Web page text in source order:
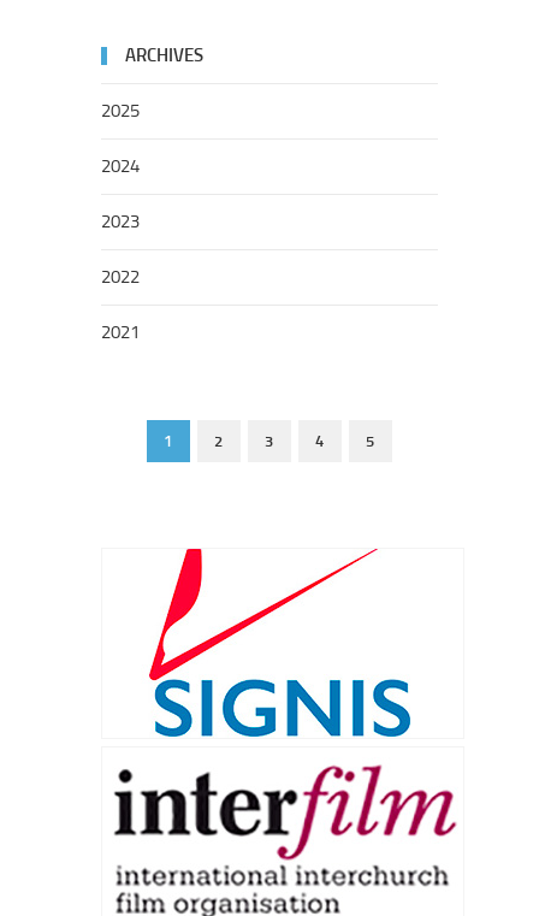
ARCHIVES
2025
2024
2023
2022
2021
1 2 3 4 5